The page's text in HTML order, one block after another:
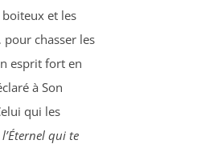
et les
chasser les
esprit fort en
à Son
qui les
l’Éternel qui te